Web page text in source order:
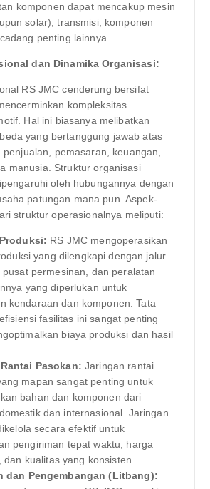
komponen dapat mencakup mesin
solar), transmisi, komponen
penting lainnya.
dan Dinamika Organisasi:
RS JMC cenderung bersifat
kompleksitas
Hal ini biasanya melibatkan
yang bertanggung jawab atas
pemasaran, keuangan,
manusia. Struktur organisasi
oleh hubungannya dengan
patungan mana pun. Aspek-
struktur operasionalnya meliputi:
RS JMC mengoperasikan
yang dilengkapi dengan jalur
pusat permesinan, dan peralatan
yang diperlukan untuk
kendaraan dan komponen. Tata
fasilitas ini sangat penting
biaya produksi dan hasil
Pasokan: Jaringan rantai
mapan sangat penting untuk
bahan dan komponen dari
dan internasional. Jaringan
secara efektif untuk
pengiriman tepat waktu, harga
dan kualitas yang konsisten.
dan Pengembangan (Litbang):